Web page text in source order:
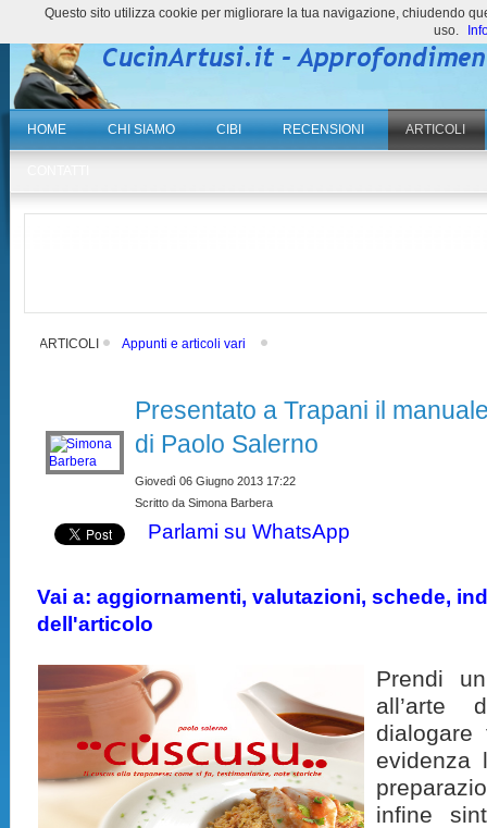
HOME CHI SIAMO CIBI RECENSIONI ARTICOLI
ARTICOLI Appunti e articoli vari
Presentato a Trapani il
di Paolo Salerno
Giovedì 06 Giugno 2013 17:22
Scritto da Simona Barbera
Parlami su WhatsApp
Vai a: aggiornamenti, valutazioni, schede,
dell'articolo
Prendi
all’arte
evidenza
infine
Questo sito utilizza cookie per migliorare la tua navigazione, chiudendo
uso.